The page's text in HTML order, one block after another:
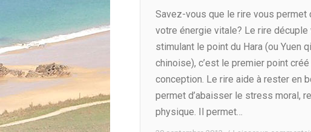
Savez-vous que le rire vous permet
votre énergie vitale? Le rire décuple
stimulant le point du Hara (ou Yuen
chinoise), c’est le premier point
conception. Le rire aide à rester en
permet d’abaisser le stress moral,
physique. Il permet…